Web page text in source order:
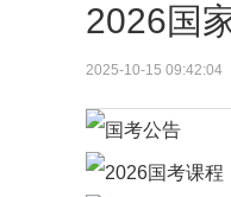
2026国
2025-10-15 09:42:04